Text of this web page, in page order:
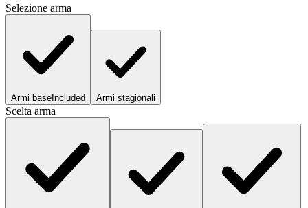
Selezione arma
Armi base Included Armi stagionali
Scelta arma